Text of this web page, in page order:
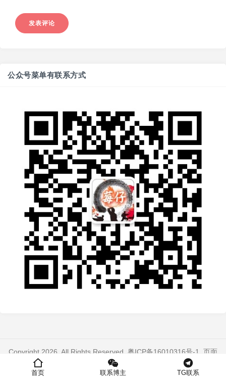
公众号菜单有联系方式
Copyright 2026. All Rights Reserved. 粤ICP备16010316号-1
. 页面
加载时间：0.263 秒
首页 联系博主 TG联系